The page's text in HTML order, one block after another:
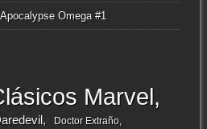
Omega #1
Marvel
Doctor Extraño